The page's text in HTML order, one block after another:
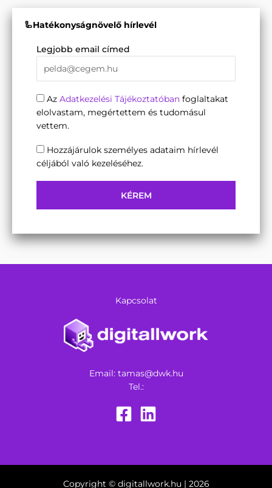
🦾Hatékonyságnövelő hírlevél
Legjobb email címed
Az Adatkezelési Tájékoztatóban foglaltakat
elolvastam, megértettem és tudomásul
vettem.
Hozzájárulok személyes adataim hírlevél
céljából való kezeléséhez.
KÉREM
Kapcsolat
Email: tamas@dwk.hu
Tel.:
Copyright © digitallwork.hu | 2026